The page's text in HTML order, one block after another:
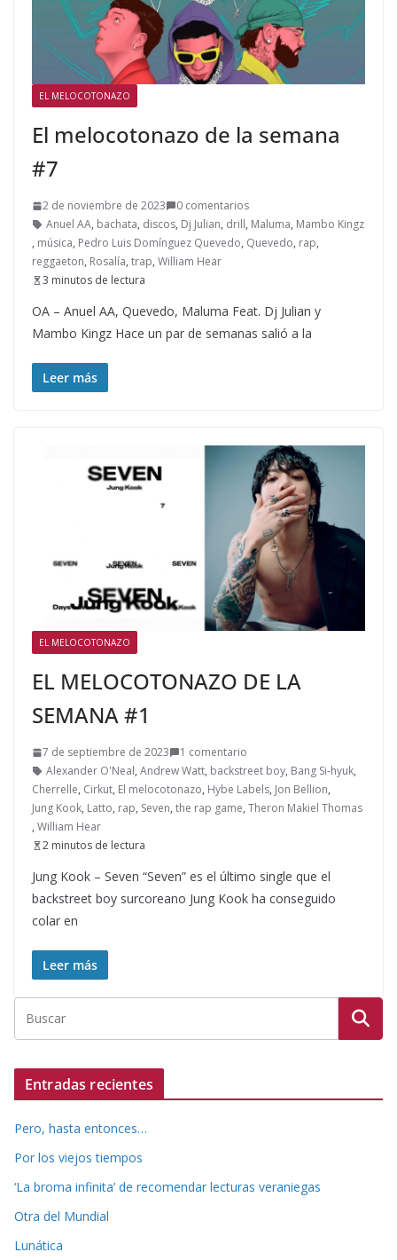
EL MELOCOTONAZO
El melocotonazo de la semana
#7
2 de noviembre de 2023
0 comentarios
Anuel AA, bachata, discos, Dj Julian, drill, Maluma, Mambo Kingz
, música, Pedro Luis Domínguez Quevedo, Quevedo, rap,
reggaeton, Rosalía, trap, William Hear
3 minutos de lectura
OA – Anuel AA, Quevedo, Maluma Feat. Dj Julian y
Mambo Kingz Hace un par de semanas salió a la
Leer más
EL MELOCOTONAZO
EL MELOCOTONAZO DE LA
SEMANA #1
7 de septiembre de 2023
1 comentario
Alexander O'Neal, Andrew Watt, backstreet boy, Bang Si-hyuk,
Cherrelle, Cirkut, El melocotonazo, Hybe Labels, Jon Bellion,
Jung Kook, Latto, rap, Seven, the rap game, Theron Makiel Thomas
, William Hear
2 minutos de lectura
Jung Kook – Seven “Seven” es el último single que el
backstreet boy surcoreano Jung Kook ha conseguido
colar en
Leer más
Entradas recientes
Pero, hasta entonces…
Por los viejos tiempos
‘La broma infinita’ de recomendar lecturas veraniegas
Otra del Mundial
Lunática